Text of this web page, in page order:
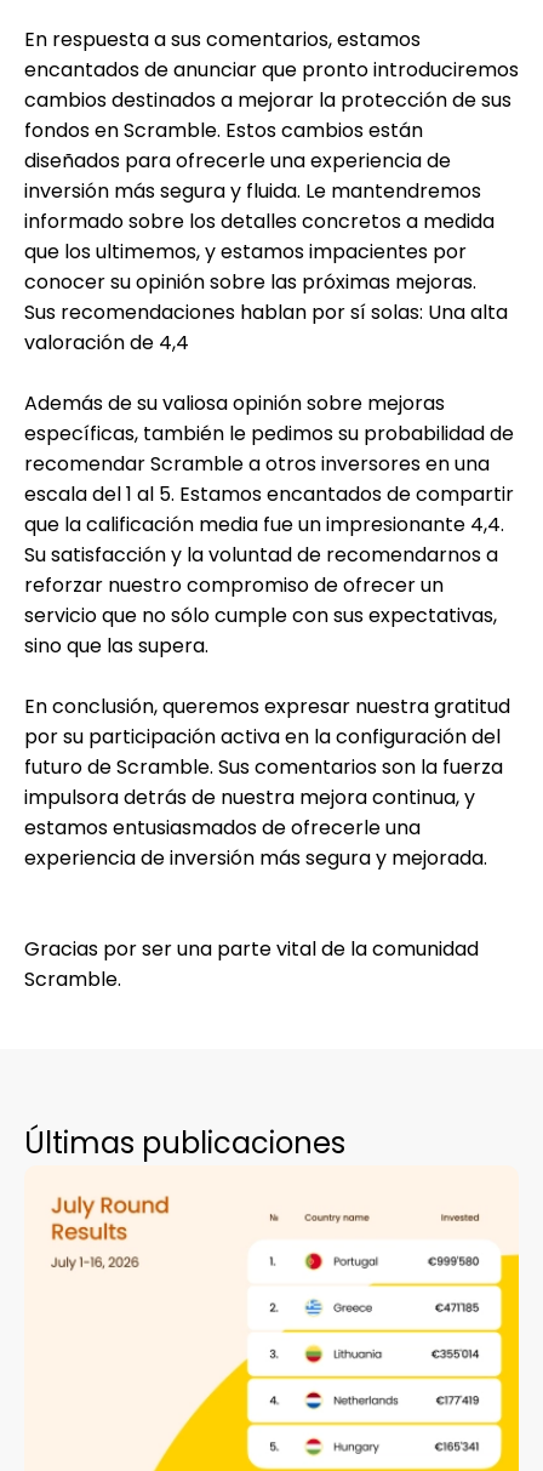
En respuesta a sus comentarios, estamos
encantados de anunciar que pronto introduciremos
cambios destinados a mejorar la protección de sus
fondos en Scramble. Estos cambios están
diseñados para ofrecerle una experiencia de
inversión más segura y fluida. Le mantendremos
informado sobre los detalles concretos a medida
que los ultimemos, y estamos impacientes por
conocer su opinión sobre las próximas mejoras.
Sus recomendaciones hablan por sí solas: Una alta
valoración de 4,4
Además de su valiosa opinión sobre mejoras
específicas, también le pedimos su probabilidad de
recomendar Scramble a otros inversores en una
escala del 1 al 5. Estamos encantados de compartir
que la calificación media fue un impresionante 4,4.
Su satisfacción y la voluntad de recomendarnos a
reforzar nuestro compromiso de ofrecer un
servicio que no sólo cumple con sus expectativas,
sino que las supera.
En conclusión, queremos expresar nuestra gratitud
por su participación activa en la configuración del
futuro de Scramble. Sus comentarios son la fuerza
impulsora detrás de nuestra mejora continua, y
estamos entusiasmados de ofrecerle una
experiencia de inversión más segura y mejorada.
Gracias por ser una parte vital de la comunidad
Scramble.
Últimas publicaciones